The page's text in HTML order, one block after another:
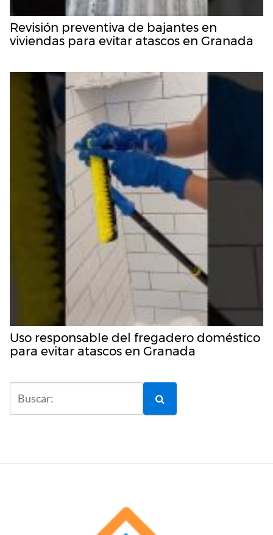
Revisión preventiva de bajantes en
viviendas para evitar atascos en Granada
Uso responsable del fregadero doméstico
para evitar atascos en Granada